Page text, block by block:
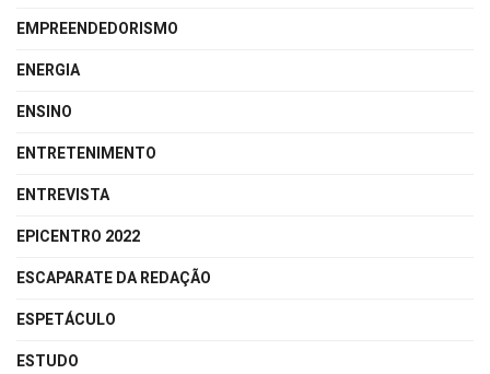
EMPREENDEDORISMO
ENERGIA
ENSINO
ENTRETENIMENTO
ENTREVISTA
EPICENTRO 2022
ESCAPARATE DA REDAÇÃO
ESPETÁCULO
ESTUDO